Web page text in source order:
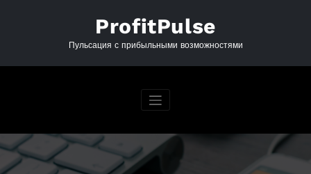
ProfitPulse
Пульсация с прибыльными возможностями